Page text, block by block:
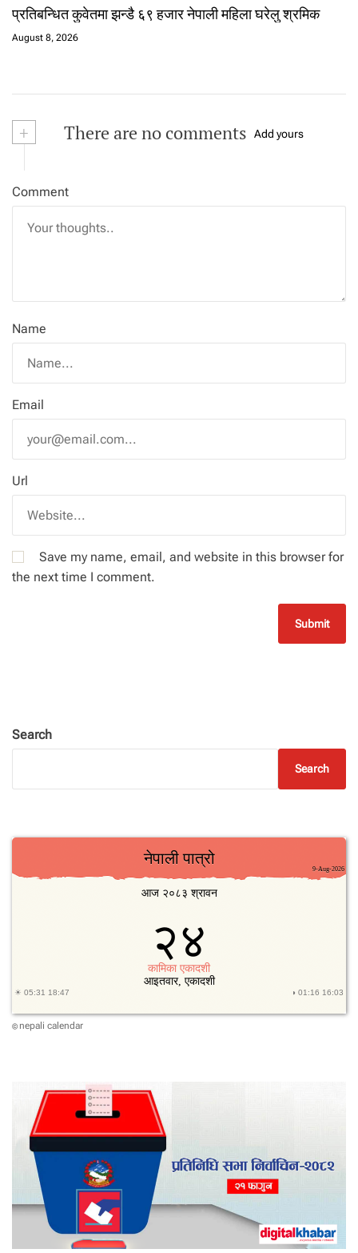
प्रतिबन्धित कुवेतमा झन्डै ६९ हजार नेपाली महिला घरेलु श्रमिक
August 8, 2026
+ There are no comments Add yours
Comment
Name
Email
Url
Save my name, email, and website in this browser for
the next time I comment.
Search
Search
© nepali calendar